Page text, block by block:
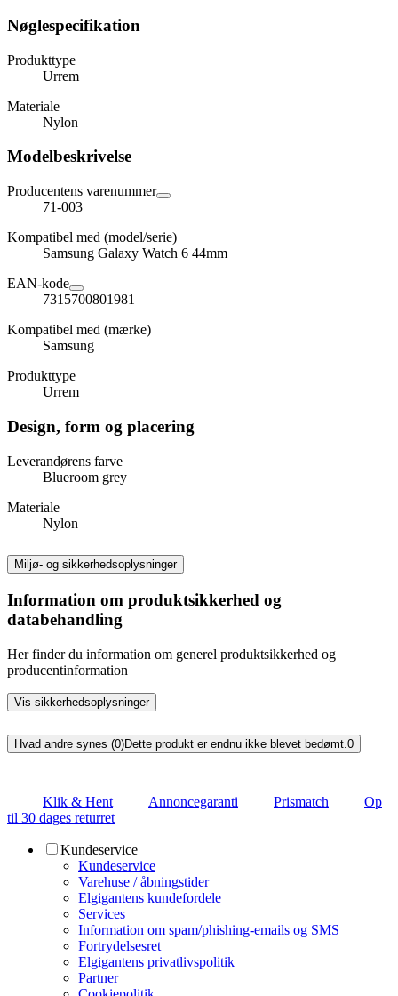
Nøglespecifikation
Produkttype
Urrem
Materiale
Nylon
Modelbeskrivelse
Producentens varenummer
71-003
Kompatibel med (model/serie)
Samsung Galaxy Watch 6 44mm
EAN-kode
7315700801981
Kompatibel med (mærke)
Samsung
Produkttype
Urrem
Design, form og placering
Leverandørens farve
Blueroom grey
Materiale
Nylon
Miljø- og sikkerhedsoplysninger
Information om produktsikkerhed og
databehandling
Her finder du information om generel produktsikkerhed og
producentinformation
Vis sikkerhedsoplysninger
Hvad andre synes (0)Dette produkt er endnu ikke blevet bedømt.0
Klik & Hent Annoncegaranti Prismatch
Op
til 30 dages returret
Kundeservice
Kundeservice
Varehuse / åbningstider
Elgigantens kundefordele
Services
Information om spam/phishing-emails og SMS
Fortrydelsesret
Elgigantens privatlivspolitik
Partner